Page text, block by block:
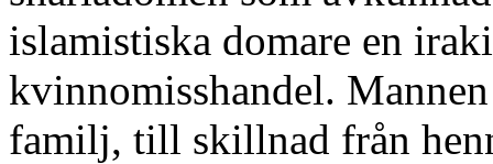
islamistiska domare en
kvinnomisshandel.
familj, till skillnad från